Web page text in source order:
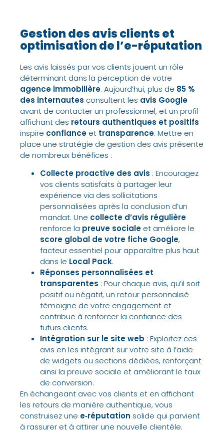
Gestion des avis clients et
optimisation de l’e-réputation
Les avis laissés par vos clients jouent un rôle
déterminant dans la perception de votre
agence immobilière. Aujourd’hui, plus de 85 %
des internautes consultent les avis Google
avant de contacter un professionnel, et un profil
affichant des retours authentiques et positifs
inspire confiance et transparence. Mettre en
place une stratégie de gestion des avis présente
de nombreux bénéfices :
Collecte proactive des avis : Encouragez
vos clients satisfaits à partager leur
expérience via des sollicitations
personnalisées après la conclusion d’un
mandat. Une collecte d’avis régulière
renforce la preuve sociale et améliore le
score global de votre fiche Google,
facteur essentiel pour apparaître plus haut
dans le Local Pack.
Réponses personnalisées et
transparentes : Pour chaque avis, qu’il soit
positif ou négatif, un retour personnalisé
témoigne de votre engagement et
contribue à renforcer la confiance des
futurs clients.
Intégration sur le site web : Exploitez ces
avis en les intégrant sur votre site à l’aide
de widgets ou sections dédiées, renforçant
ainsi la preuve sociale et améliorant le taux
de conversion.
En échangeant avec vos clients et en affichant
les retours de manière authentique, vous
construisez une e‑réputation solide qui parvient
à rassurer et à attirer une nouvelle clientèle.